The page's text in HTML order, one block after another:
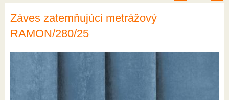
Záves zatemňujúci metrážový
RAMON/280/25